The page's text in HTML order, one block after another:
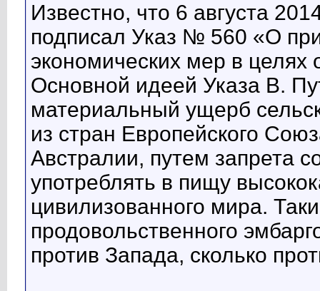
Известно, что 6 августа
подписал Указ № 560 «О
экономических мер в целях
Основной идеей Указа В.
материальный ущерб
из стран Европейского
Австралии, путем запрета
употреблять в пищу
цивилизованного мира.
продовольственного
против Запада, сколько